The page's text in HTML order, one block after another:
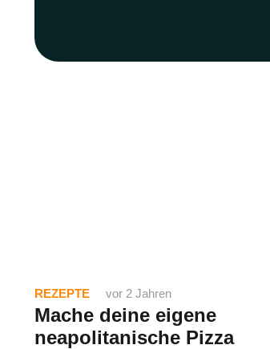
REZEPTE vor 2 Jahren
Mache deine eigene
neapolitanische Pizza